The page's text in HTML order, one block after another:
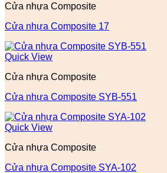
Cửa nhựa Composite
Cửa nhựa Composite 17
Quick View
Cửa nhựa Composite
Cửa nhựa Composite SYB-551
Quick View
Cửa nhựa Composite
Cửa nhựa Composite SYA-102